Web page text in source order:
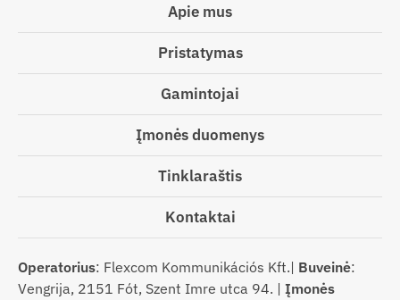
Apie mus
Pristatymas
Gamintojai
Įmonės duomenys
Tinklaraštis
Kontaktai
Operatorius: Flexcom Kommunikációs Kft.| Buveinė:
Vengrija, 2151 Fót, Szent Imre utca 94. | Įmonės